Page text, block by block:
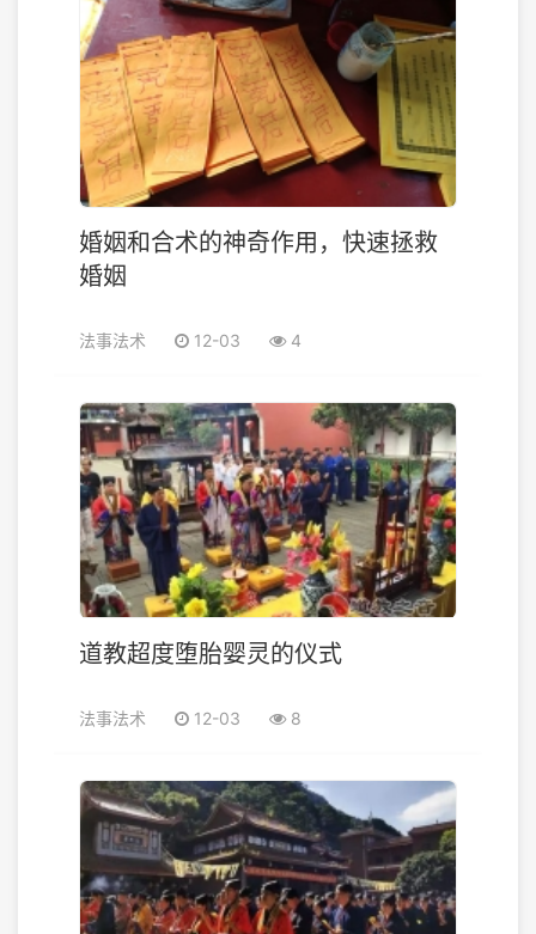
婚姻和合术的神奇作用，快速拯救
婚姻
法事法术 12-03 4
道教超度堕胎婴灵的仪式
法事法术 12-03 8